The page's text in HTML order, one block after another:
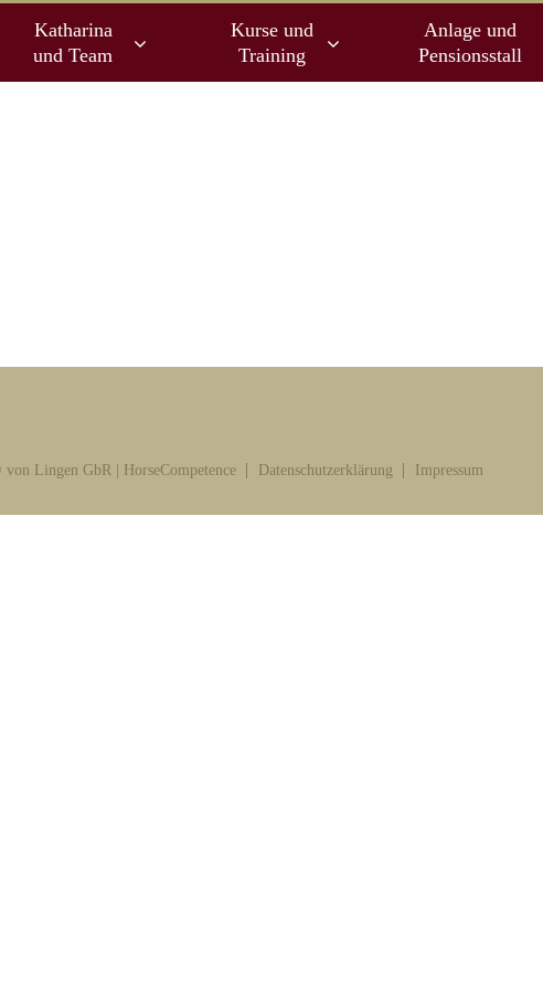
Katharina
und Team
Kurse und
Training
Anlage und
Pensionsstall
von Lingen GbR | HorseCompetence Datenschutzerklärung Impressum